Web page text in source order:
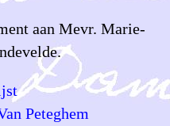
aan Mevr. Marie-
Peteghem